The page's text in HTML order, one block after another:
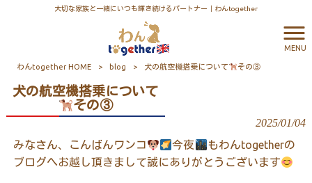
大切な家族と一緒にいつも輝き続けるパートナー｜わんtogether
MENU
わんtogether HOME > blog > 犬の航空機搭乗について その③
犬の航空機搭乗について
その③
2025/01/04
みなさん、こんばんワンコ 今夜
もわんtogetherの
ブログへお越し頂きまして誠にありがとうございます